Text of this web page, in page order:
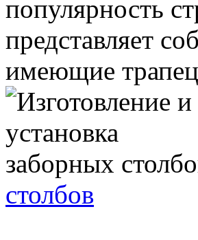
популярность
представляет
имеющие
столбов